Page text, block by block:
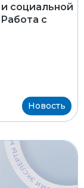
социальной
с
Новость